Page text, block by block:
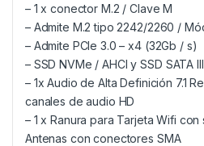
– 1 x conector M.2 / Clave M
– Admite M.2 tipo 2242/2260 /
– Admite PCIe 3.0 – x4 (32Gb / s)
– SSD NVMe / AHCI y SSD SATA
– 1x Audio de Alta Definición 7.1
canales de audio HD
– 1 x Ranura para Tarjeta Wifi
Antenas con conectores SMA